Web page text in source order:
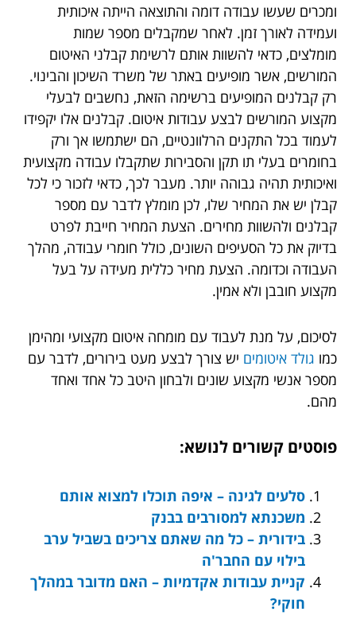
ומכרים שעשו עבודה דומה והתוצאה הייתה איכותית
ועמידה לאורך זמן. לאחר שמקבלים מספר שמות
מומלצים, כדאי להשוות אותם לרשימת קבלני האיטום
המורשים, אשר מופיעים באתר של משרד השיכון והבינוי.
רק קבלנים המופיעים ברשימה הזאת, נחשבים לבעלי
מקצוע המורשים לבצע עבודות איטום. קבלנים אלו יקפידו
לעמוד בכל התקנים הרלוונטיים, הם ישתמשו אך ורק
בחומרים בעלי תו תקן והסבירות שתקבלו עבודה מקצועית
ואיכותית תהיה גבוהה יותר. מעבר לכך, כדאי לזכור כי לכל
קבלן יש את המחיר שלו, לכן מומלץ לדבר עם מספר
קבלנים ולהשוות מחירים. הצעת המחיר חייבת לפרט
בדיוק את כל הסעיפים השונים, כולל חומרי עבודה, מהלך
העבודה וכדומה. הצעת מחיר כללית מעידה על בעל
מקצוע חובבן ולא אמין.
לסיכום, על מנת לעבוד עם מומחה איטום מקצועי ומהימן
כמו גולד איטומים יש צורך לבצע מעט בירורים, לדבר עם
מספר אנשי מקצוע שונים ולבחון היטב כל אחד ואחד
מהם.
פוסטים קשורים לנושא:
סלעים לגינה – איפה תוכלו למצוא אותם
משכנתא למסורבים בבנק
בידורית – כל מה שאתם צריכים בשביל ערב
בילוי עם החבר'ה
קניית עבודות אקדמיות – האם מדובר במהלך
חוקי?